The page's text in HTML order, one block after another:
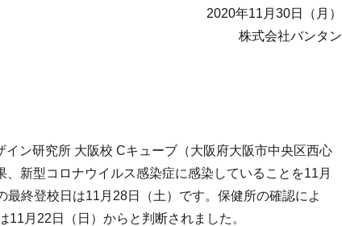
2020年11月30日（月）
株式会社バンタン
ン研究所 大阪校 Cキューブ（大阪府大阪市中央区西心
新型コロナウイルス感染症に感染していることを11月
終登校日は11月28日（土）です。保健所の確認によ
月22日（日）からと判断されました。